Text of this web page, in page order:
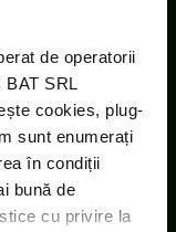
de operatorii
SRL
cookies, plug-
sunt enumerați
în condiții
bună de
cu privire la